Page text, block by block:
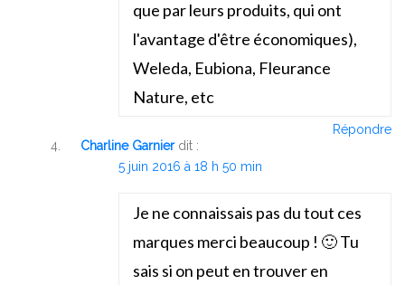
que par leurs produits, qui ont
l'avantage d'être économiques),
Weleda, Eubiona, Fleurance
Nature, etc
Répondre
Charline Garnier dit :
5 juin 2016 à 18 h 50 min
Je ne connaissais pas du tout ces
marques merci beaucoup ! 🙂 Tu
sais si on peut en trouver en